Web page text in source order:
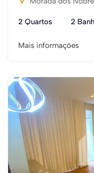
2 Quartos 2
Mais informações